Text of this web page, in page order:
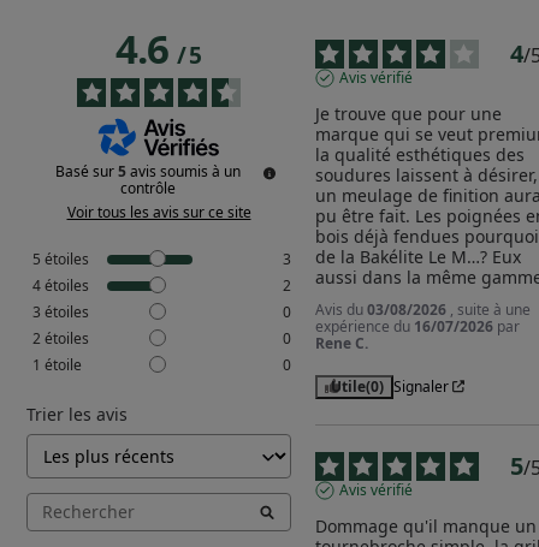
4.6/5
Basé sur5avis soumis à un
contrôle
Voir tous les avis sur ce site
5 étoiles
3
4étoiles
2
3 étoiles
0
2 étoiles
0
1 étoile 0
Trier les avis
4/
Avis vérifié
Je trouve que pour une
marque qui se veut
la qualité esthétiques des
soudures laissent à désirer,
un meulage de finition
pu être fait. Les poignées
bois déjà fendues pourquoi
de la Bakélite Le M…? Eux
aussi dans la même
Avis du03/08/2026 , suite à une
expérience du 16/07/2026 par
Rene C.
Utile(0) Signaler
5/
Avis vérifié
Dommage qu'il manque un